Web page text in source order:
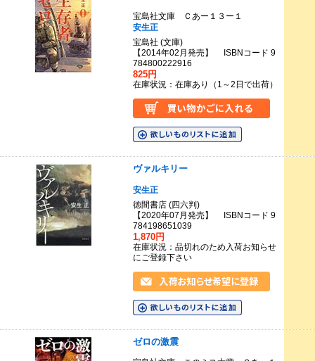
宝島社文庫 Ｃあー１３ー１
安生正
宝島社 (文庫)
【2014年02月発売】 ISBNコード 9
784800222916
825円
在庫状況：在庫あり（1～2日で出荷）
ヴァルキリー
安生正
徳間書店 (四六判)
【2020年07月発売】 ISBNコード 9
784198651039
1,870円
在庫状況：品切れのため入荷お知らせ
にご登録下さい
ゼロの激震